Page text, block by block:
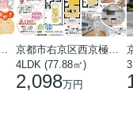
4LDK (77.88㎡)
2,098万円